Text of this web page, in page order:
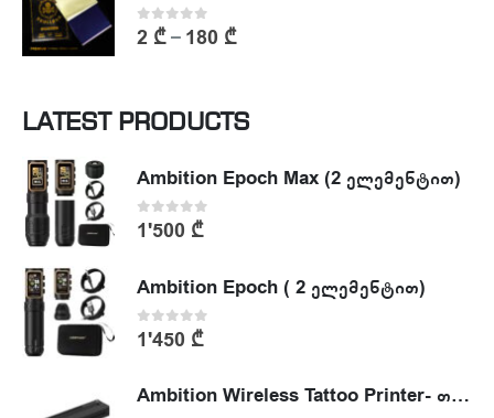
0out of 5
2 ₾– 180 ₾
LATEST PRODUCTS
Ambition Epoch Max (2 ელემენტით)
0out of 5
1'500 ₾
Ambition Epoch ( 2 ელემენტით)
0out of 5
1'450 ₾
Ambition Wireless Tattoo Printer- თერმული პრინტერი